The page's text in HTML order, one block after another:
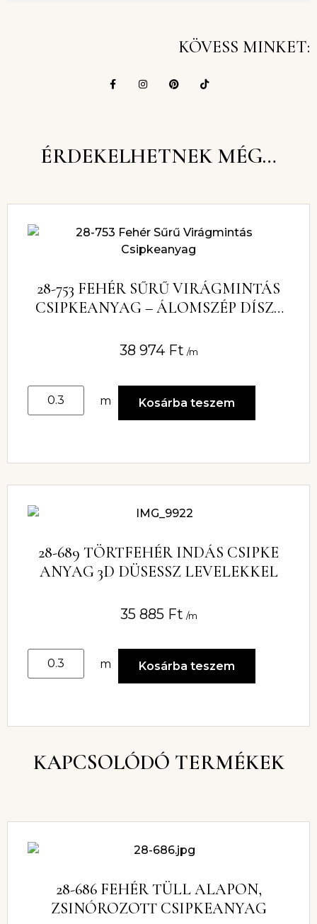
KÖVESS MINKET:
ÉRDEKELHETNEK MÉG…
28-753 FEHÉR SŰRŰ VIRÁGMINTÁS
CSIPKEANYAG – ÁLOMSZÉP DÍSZE
38 974 Ft /m
m Kosárba teszem
28-689 TÖRTFEHÉR INDÁS CSIPKE
ANYAG 3D DÜSESSZ LEVELEKKEL
35 885 Ft /m
m Kosárba teszem
KAPCSOLÓDÓ TERMÉKEK
28-686 FEHÉR TÜLL ALAPON,
ZSINÓROZOTT CSIPKEANYAG